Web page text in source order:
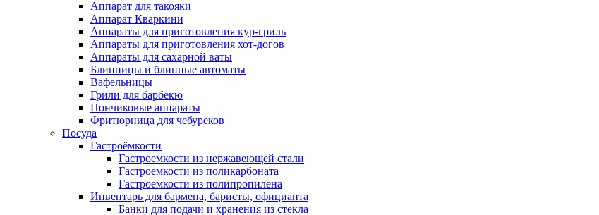
Аппарат для такояки
Аппарат Кваркини
Аппараты для приготовления кур-гриль
Аппараты для приготовления хот-догов
Аппараты для сахарной ваты
Блинницы и блинные автоматы
Вафельницы
Грили для барбекю
Пончиковые аппараты
Фритюрница для чебуреков
Посуда
Гастроёмкости
Гастроемкости из нержавеющей стали
Гастроемкости из поликарбоната
Гастроемкости из полипропилена
Инвентарь для бармена, баристы, официанта
Банки для подачи и хранения из стекла